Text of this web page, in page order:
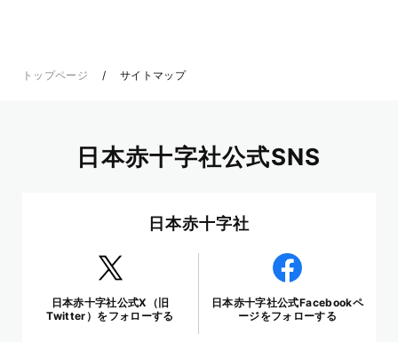
トップページ サイトマップ
日本赤十字社公式SNS
日本赤十字社
日本赤十字社公式X（旧
Twitter）をフォローする
日本赤十字社公式Facebookペ
ージをフォローする